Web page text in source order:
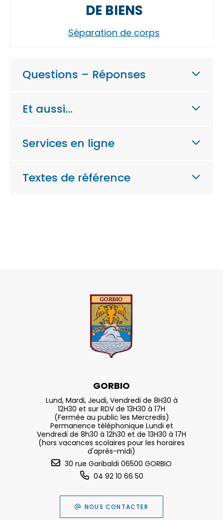
DE BIENS
Séparation de corps
Questions – Réponses
Et aussi…
Services en ligne
Textes de référence
GORBIO
Lund, Mardi, Jeudi, Vendredi de 8H30 à
12H30 et sur RDV de 13H30 à 17H
(Fermée au public les Mercredis)
Permanence téléphonique Lundi et
Vendredi de 8h30 à 12h30 et de 13H30 à 17H
(hors vacances scolaires pour les horaires
d'après-midi)
30 rue Garibaldi 06500 GORBIO
04 92 10 66 50
NOUS CONTACTER